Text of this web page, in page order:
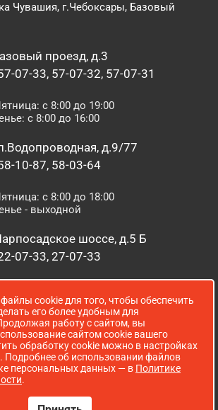
Чувашия, г.Чебоксары, Базовый
проезд, д.3
07-33, 57-07-32, 57-07-31
с 8:00 до 19:00
с 8:00 до 16:00
д.9/77
10-87, 58-03-64
с 8:00 до 18:00
- выходной
шоссе, д.5 Б
07-33, 27-07-33
с 8:00 до 16:00
Луначарского, д. 52 А
31
с 8:00 до 18:00
cookie для того, чтобы обеспечить
его более удобным для
работу с сайтом, вы
сайтом cookie вашего
обработку cookie можно в настройках
Подробнее об использовании файлов
персональных данных — в Политике
.